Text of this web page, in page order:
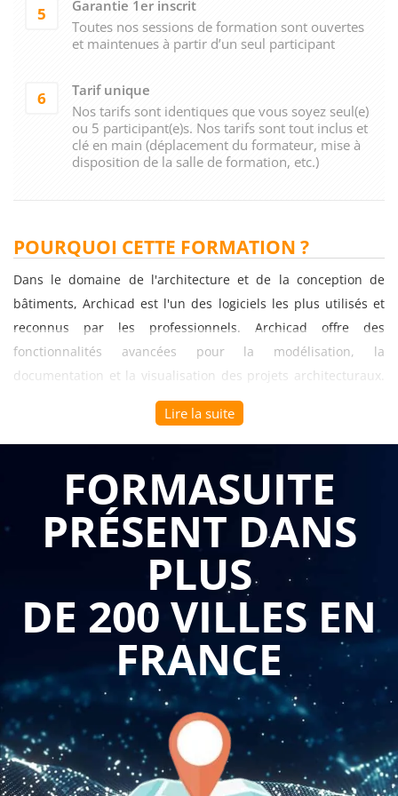
5
Garantie 1er inscrit
Toutes nos sessions de formation sont ouvertes
et maintenues à partir d’un seul participant
6
Tarif unique
Nos tarifs sont identiques que vous soyez seul(e)
ou 5 participant(e)s. Nos tarifs sont tout inclus et
clé en main (déplacement du formateur, mise à
disposition de la salle de formation, etc.)
POURQUOI CETTE FORMATION ?
Dans le domaine de l'architecture et de la conception de
bâtiments, Archicad est l'un des logiciels les plus utilisés et
reconnus par les professionnels. Archicad offre des
fonctionnalités avancées pour la modélisation, la
documentation et la visualisation des projets architecturaux.
Une formation sur le thème "Archicad 25 initiation" peut
apporter de nombreux avantages pour les entreprises B to B.
Voici quelques raisons pour lesquelles cette formation peut
être bénéfique :
Maîtriser les fondamentaux d'Archicad : La formation
"Archicad 25 initiation" permet aux participants de
maîtriser les bases du logiciel. Ils apprennent à
naviguer dans l'interface, à modéliser des éléments
architecturaux, à créer des plans, des coupes et des
élévations, à gérer les bibliothèques d'objets, à
appliquer des matériaux et à générer des rendus
visuels. Ces compétences de base sont essentielles
pour commencer à utiliser Archicad de manière
Optimiser les processus de conception : Archicad offre
des outils avancés pour la conception architecturale.
La formation permet aux participants d'apprendre à
utiliser ces outils pour optimiser les processus de
conception. Ils peuvent créer des modèles 3D précis,
gérer les modifications de conception de manière
efficace, collaborer avec les membres de l'équipe de
projet et produire des documents de construction
Lire la suite
FORMASUITE
PRÉSENT DANS
PLUS
DE 200 VILLES EN
FRANCE